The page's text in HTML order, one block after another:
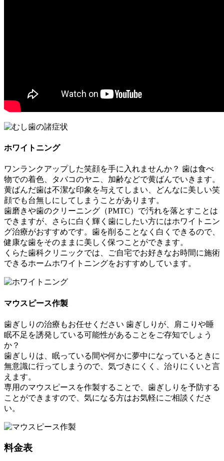
ホワイトニング
ワンランクアップした笑顔を手に入れませんか？
物での着色、タバコのヤニ、加齢などで黄ばんでいきます。
黄ばんだ歯は不潔な印象を与えてしまい、どんなに美しい笑
顔でも台無しにしてしまうことがあります。
歯磨きや歯のクリーニング（PMTC）で汚れを落とすことは
できますが、さらに白く輝く歯にしたい方にはホワイトニン
グ治療がおすすめです。歯を削ることなく白くできるので、
健康な歯をそのままに美しく保つことができます。
くらた歯科クリニックでは、ご自宅でお好きなお時間に施術
できるホームホワイトニングをおすすめしています。
マウスピース作製
歯ぎしりの治療もお任せください
眠不足を誘発している可能性があることをご存知でしょう
か？
歯ぎしりは、眠っている間や何かに夢中になっているときに
無意識に行ってしまうので、気づきにくく、治りにくいと言
えます。
専用のマウスピースを作製することで、歯ぎしりを予防する
ことができますので、気になる方はお気軽にご相談くださ
い。
料金表